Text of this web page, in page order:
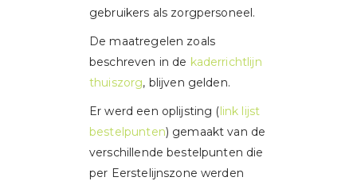
gebruikers als zorgpersoneel.
​De maatregelen zoals
beschreven in de kaderrichtlijn
thuiszorg, blijven gelden.
Er werd een oplijsting (link lijst
bestelpunten) gemaakt van de
verschillende bestelpunten die
per Eerstelijnszone werden